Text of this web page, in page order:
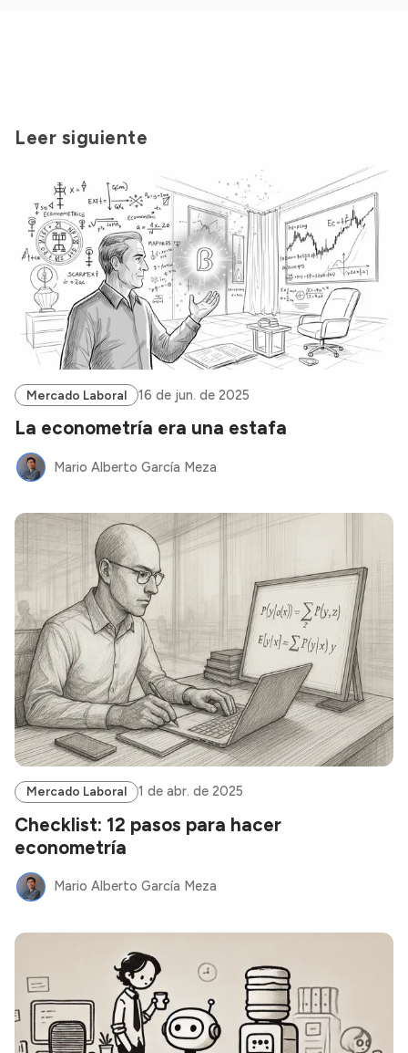
Leer siguiente
Mercado Laboral 16 de jun. de 2025
La econometría era una estafa
Mario Alberto García Meza
Mercado Laboral 1 de abr. de 2025
Checklist: 12 pasos para hacer
econometría
Mario Alberto García Meza